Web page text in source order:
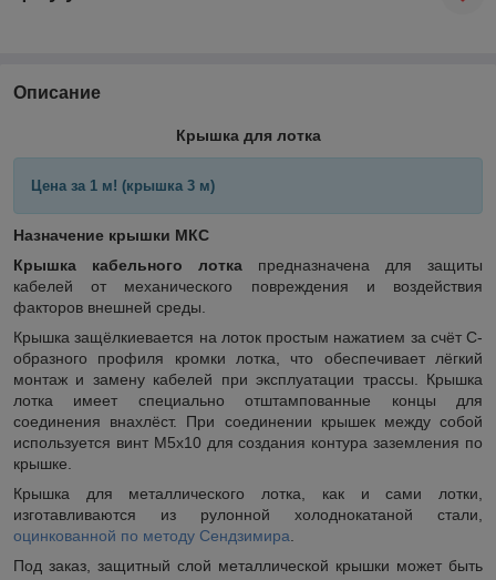
Описание
Крышка для лотка
Цена за 1 м! (крышка 3 м)
Назначение крышки МКС
Крышка кабельного лотка предназначена для защиты
кабелей от механического повреждения и воздействия
факторов внешней среды.
Крышка защёлкиевается на лоток простым нажатием за счёт С-
образного профиля кромки лотка, что обеспечивает лёгкий
монтаж и замену кабелей при эксплуатации трассы. Крышка
лотка имеет специально отштампованные концы для
соединения внахлёст. При соединении крышек между собой
используется винт М5х10 для создания контура заземления по
крышке.
Крышка для металлического лотка, как и сами лотки,
изготавливаются из рулонной холоднокатаной стали,
оцинкованной по методу Сендзимира
Под заказ, защитный слой металлической крышки может быть